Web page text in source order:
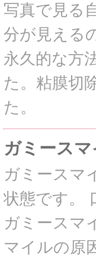
写真で見る
分が見える
永久的な方
た。粘膜切
た。
ガミース
ガミースマ
状態です。
ガミースマ
マイルの原